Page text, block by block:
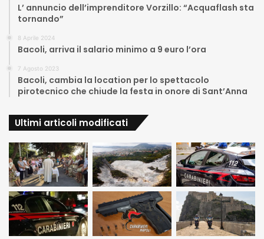
L’ annuncio dell’imprenditore Vorzillo: “Acquaflash sta
tornando”
8 Aprile 2024
Bacoli, arriva il salario minimo a 9 euro l’ora
7 Agosto 2023
Bacoli, cambia la location per lo spettacolo
pirotecnico che chiude la festa in onore di Sant’Anna
Ultimi articoli modificati